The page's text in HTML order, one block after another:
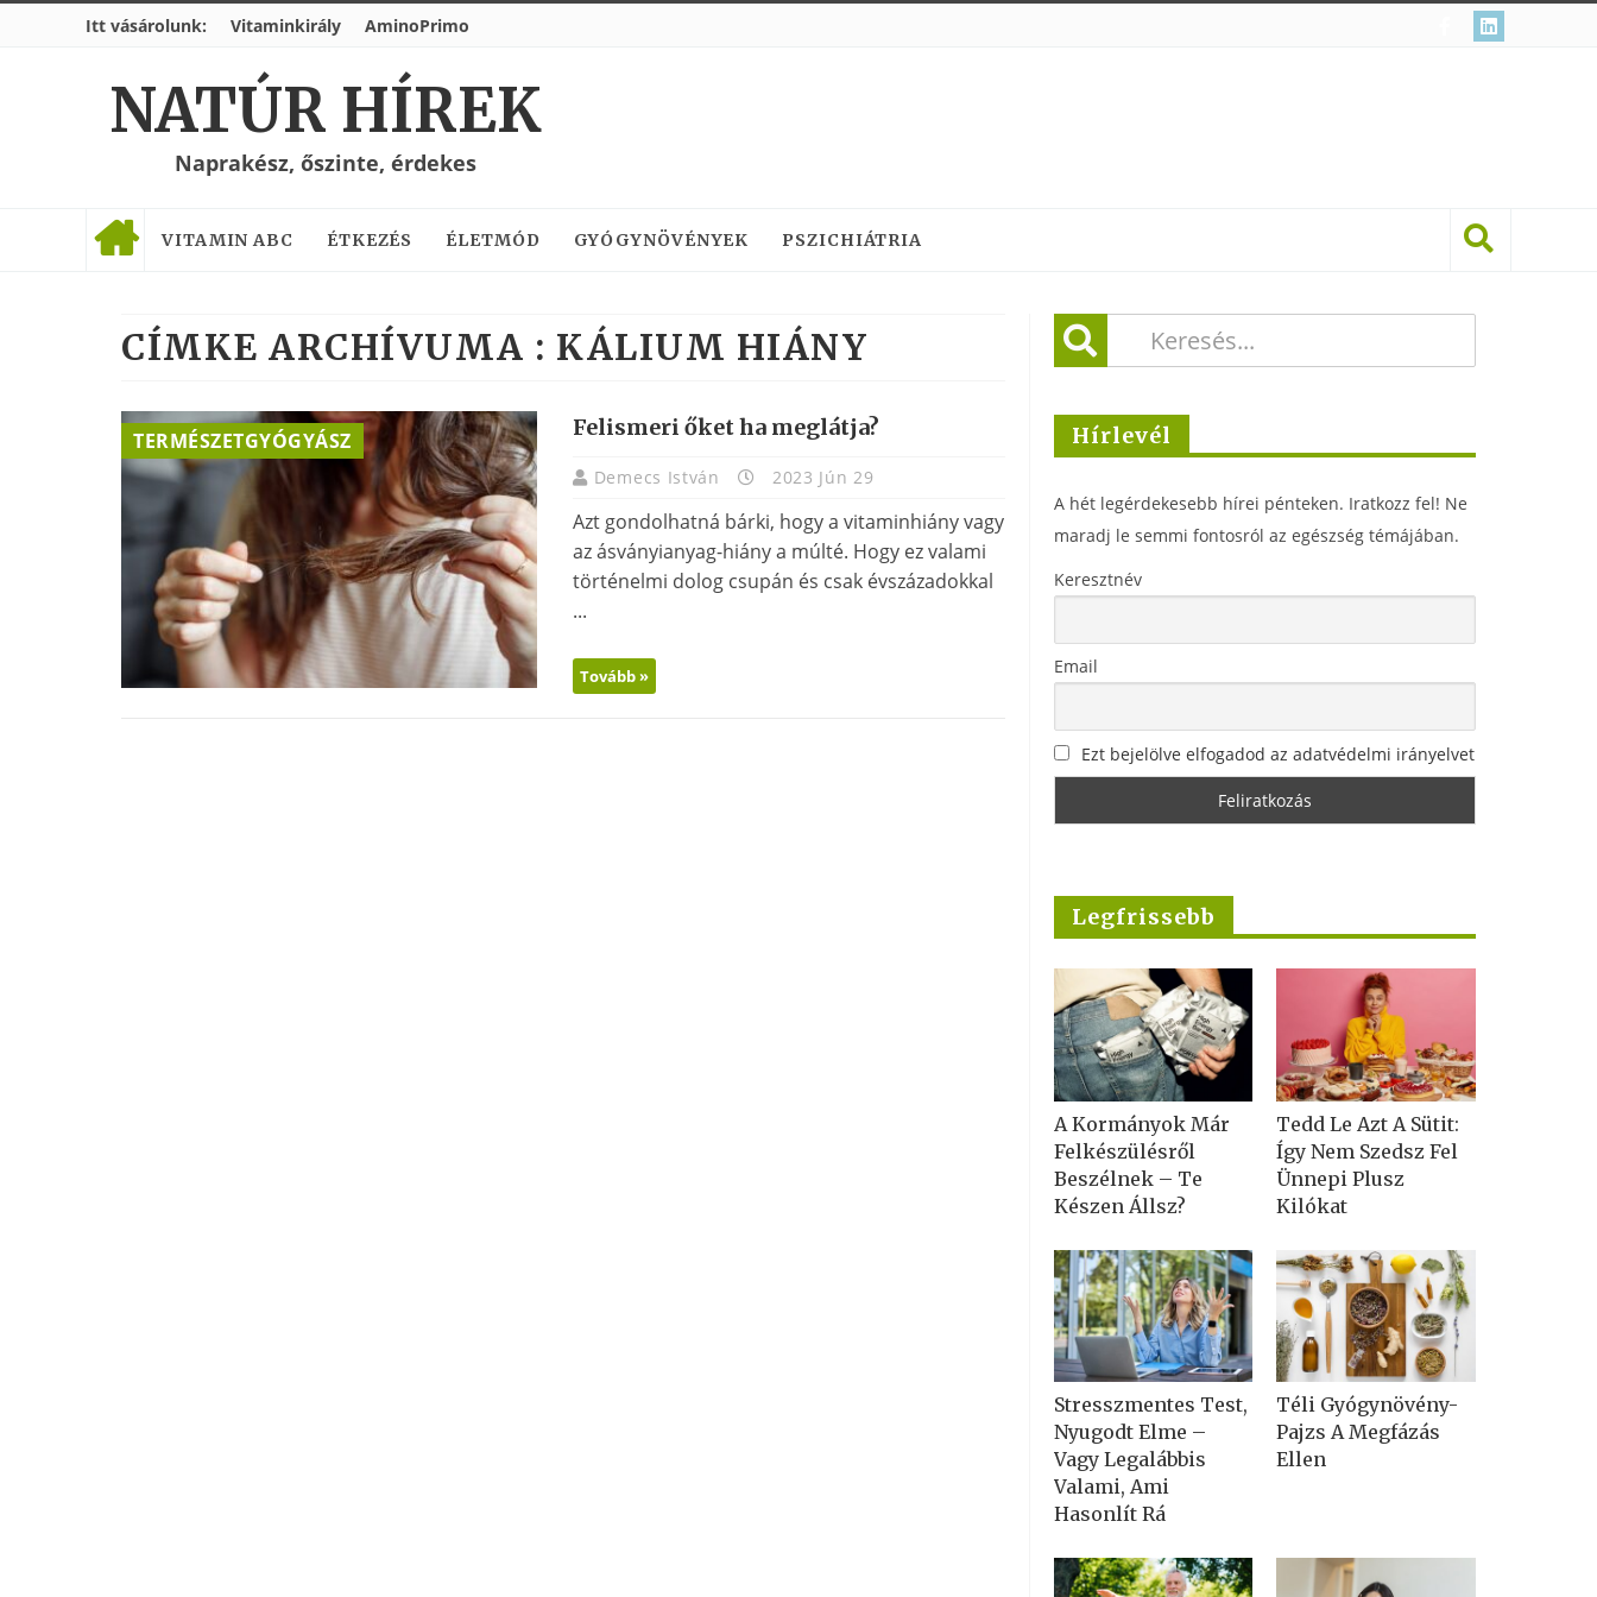
Itt vásárolunk: Vitaminkirály AminoPrimo
NATÚR HÍREK
Naprakész, őszinte, érdekes
VITAMIN ABC ÉTKEZÉS ÉLETMÓD GYÓGYNÖVÉNYEK PSZICHIÁTRIA
CÍMKE ARCHÍVUMA : KÁLIUM HIÁNY
TERMÉSZETGYÓGYÁSZ Felismeri őket ha meglátja?
Demecs István 2023 Jún 29
Azt gondolhatná bárki, hogy a vitaminhiány vagy
az ásványianyag-hiány a múlté. Hogy ez valami
történelmi dolog csupán és csak évszázadokkal
...
Tovább »
Hírlevél
A hét legérdekesebb hírei pénteken. Iratkozz fel! Ne
maradj le semmi fontosról az egészség témájában.
Keresztnév
Email
Ezt bejelölve elfogadod az adatvédelmi irányelvet
Legfrissebb
A Kormányok Már
Felkészülésről
Beszélnek – Te
Készen Állsz?
Tedd Le Azt A Sütit:
Így Nem Szedsz Fel
Ünnepi Plusz
Kilókat
Stresszmentes Test,
Nyugodt Elme –
Vagy Legalábbis
Valami, Ami
Hasonlít Rá
Téli Gyógynövény-
Pajzs A Megfázás
Ellen